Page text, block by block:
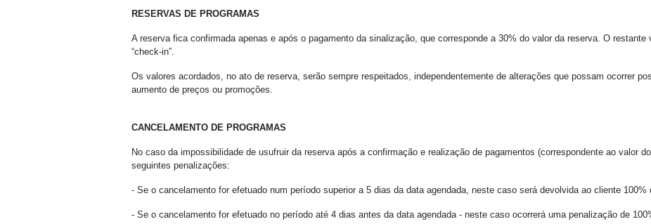
RESERVAS DE PROGRAMAS
A reserva fica confirmada apenas e após o pagamento da sinalização, que corresponde a 30% do valor da reserva. O restante
“check-in”.
Os valores acordados, no ato de reserva, serão sempre respeitados, independentemente de alterações que possam ocorrer
aumento de preços ou promoções.
CANCELAMENTO DE PROGRAMAS
No caso da impossibilidade de usufruir da reserva após a confirmação e realização de pagamentos (correspondente ao valor
seguintes penalizações:
- Se o cancelamento for efetuado num período superior a 5 dias da data agendada, neste caso será devolvida ao cliente
- Se o cancelamento for efetuado no período até 4 dias antes da data agendada - neste caso ocorrerá uma penalização de